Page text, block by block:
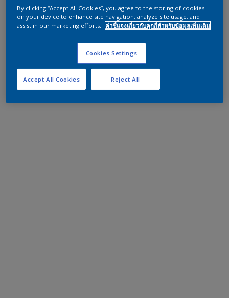
By clicking “Accept All Cookies”, you agree to the storing of cookies
on your device to enhance site navigation, analyze site usage, and
assist in our marketing efforts.
คำชี้แจงเกี่ยวกับคุกกี้สำหรับข้อมูลเพิ่มเติม
Cookies Settings
Reject All
Accept All Cookies